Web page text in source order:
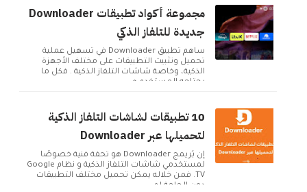
مجموعة أكواد تطبيقات Downloader
جديدة للتلفاز الذكي
ساهم تطبيق Downloader في تسهيل عملية
تحميل وتثبيت التطبيقات على مختلف الأجهزة
الذكية، وخاصة شاشات التلفاز الذكية . فكل ما
يحتاجه المستخدم ه...
10 تطبيقات لشاشات التلفاز الذكية
لتحميلها عبر Downloader
إن بُريمج Downloader هو تحفة فنية خصوصًا
لمستخدمي شاشات التلفاز الذكية و نظام Google
TV. فمن خلاله يمكن تحميل مختلف التطبيقات
دون الحاجة لم...